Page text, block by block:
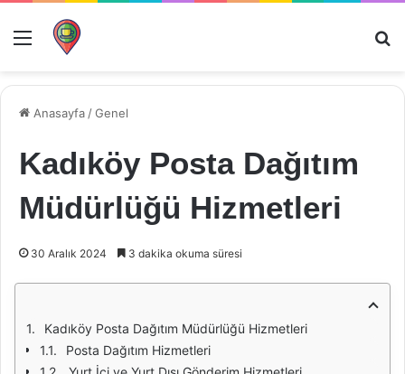
Menü
Anasayfa /Genel
Kadıköy Posta Dağıtım
Müdürlüğü Hizmetleri
30 Aralık 2024 3 dakika okuma süresi
Kadıköy Posta Dağıtım Müdürlüğü Hizmetleri
Posta Dağıtım Hizmetleri